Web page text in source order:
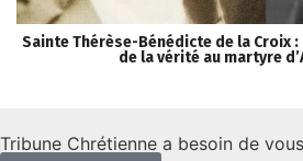
Sainte Thérèse-Bénédicte de la Croix
de la vérité au martyre
Tribune Chrétienne a besoin de